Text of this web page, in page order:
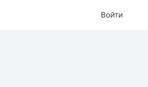
Войти